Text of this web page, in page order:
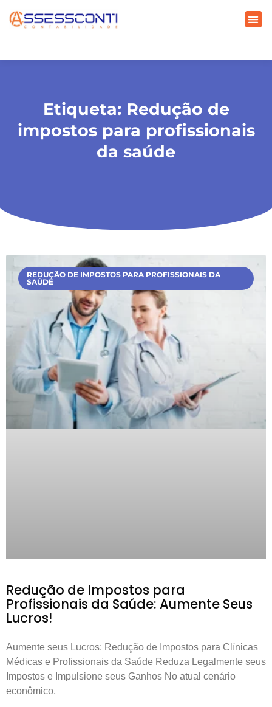
Etiqueta: Redução de
impostos para profissionais
da saúde
REDUÇÃO DE IMPOSTOS PARA PROFISSIONAIS DA
SAÚDE
Redução de Impostos para
Profissionais da Saúde: Aumente Seus
Lucros!
Aumente seus Lucros: Redução de Impostos para Clínicas
Médicas e Profissionais da Saúde Reduza Legalmente seus
Impostos e Impulsione seus Ganhos No atual cenário
econômico,